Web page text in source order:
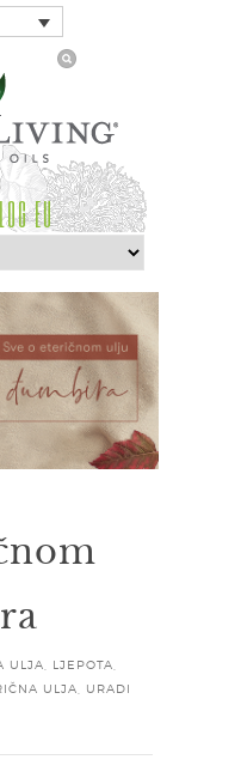
EU
ULJA LJEPOTA
ULJA
URADI